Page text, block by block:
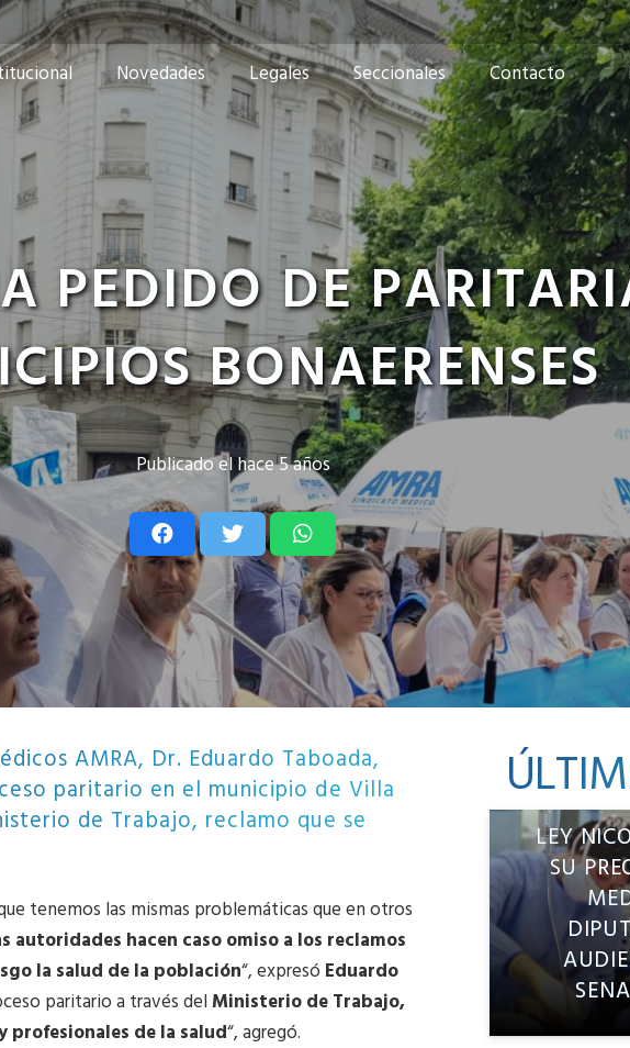
Novedades Legales Seccionales Contacto
PEDIDO DE
BONAERENSES
Publicado elhace 5 años
AMRA, Dr. Eduardo Taboada,
paritario en el municipio de Villa
de Trabajo, reclamo que se
tenemos las mismas problemáticas que en otros
autoridades hacen caso omiso a los reclamos
la salud de la población“, expresó Eduardo
paritario a través del Ministerio de Trabajo,
profesionales de la salud“, agregó.
LEY
SU